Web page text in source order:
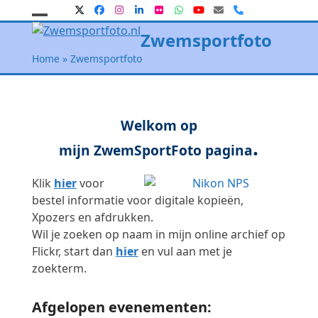
to
TwitterFacebook
Instagram
LinkedIn
FlickrWhatsapp
YouTube
E-
mail
Phone
Open
mobile
menu
Close
mobile
menu
Zwemsportfoto
Home» Zwemsportfoto
Welkom op
mijnZwemSportFoto pagina.
Klik hiervoor
bestel informatie voor digitale kopieën,
Xpozers en afdrukken.
Wil je zoeken op naam in mijn online archief op
Flickr, start dan hieren vul aan met je
zoekterm.
Afgelopen evenementen: